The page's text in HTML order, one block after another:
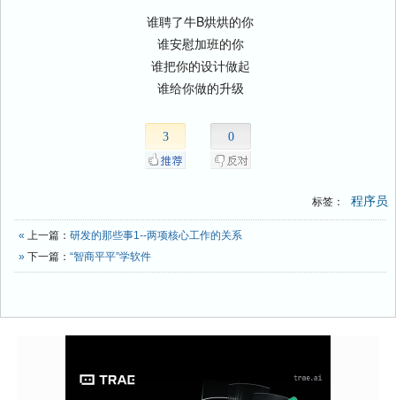
谁聘了牛B烘烘的你
谁安慰加班的你
谁把你的设计做起
谁给你做的升级
3 0
标签： 程序员
« 上一篇： 研发的那些事1--两项核心工作的关系
» 下一篇： “智商平平”学软件